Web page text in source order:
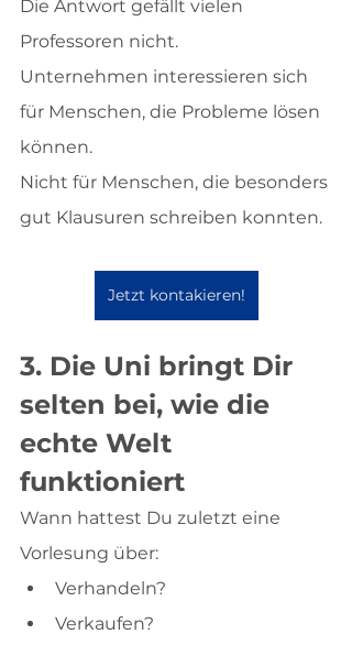
Die Antwort gefällt vielen
Professoren nicht.
Unternehmen interessieren sich
für Menschen, die Probleme lösen
können.
Nicht für Menschen, die besonders
gut Klausuren schreiben konnten.
Jetzt kontakieren!
3. Die Uni bringt Dir
selten bei, wie die
echte Welt
funktioniert
Wann hattest Du zuletzt eine
Vorlesung über:
Verhandeln?
Verkaufen?